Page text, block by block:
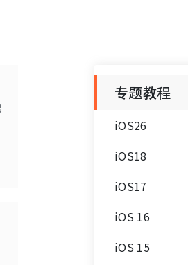
专题教程
iOS26
iOS18
iOS17
iOS 16
iOS 15